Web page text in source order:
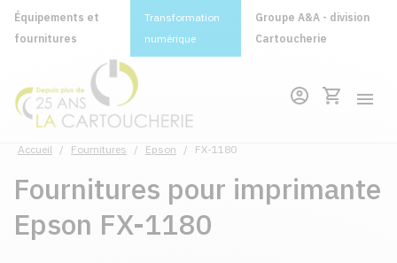
Équipements et
fournitures
Transformation
numérique
Groupe A&A - division
Cartoucherie
Accueil / Fournitures / Epson / FX-1180
Fournitures pour imprimante
Epson FX-1180